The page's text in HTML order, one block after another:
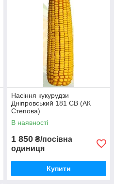
Насіння кукурудзи
Дніпровський 181 СВ (АК
Степова)
В наявності
1 850 ₴/посівна
одиниця
Купити